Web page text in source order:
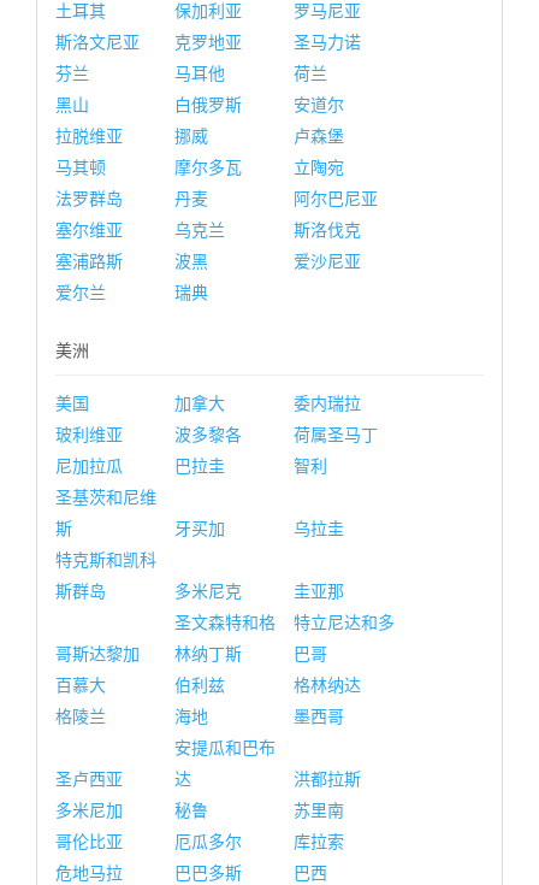
土耳其
保加利亚
罗马尼亚
斯洛文尼亚
克罗地亚
圣马力诺
芬兰
马耳他
荷兰
黑山
白俄罗斯
安道尔
拉脱维亚
挪威
卢森堡
马其顿
摩尔多瓦
立陶宛
法罗群岛
丹麦
阿尔巴尼亚
塞尔维亚
乌克兰
斯洛伐克
塞浦路斯
波黑
爱沙尼亚
爱尔兰
瑞典
美洲
美国 加拿大
委内瑞拉
玻利维亚
波多黎各
荷属圣马丁
尼加拉瓜
巴拉圭
智利
圣基茨和尼维
斯
牙买加
乌拉圭
特克斯和凯科
斯群岛
多米尼克 圭亚那
哥斯达黎加
圣文森特和格
林纳丁斯
特立尼达和多
巴哥
百慕大
伯利兹
格林纳达
格陵兰
海地 墨西哥
圣卢西亚
安提瓜和巴布
达
洪都拉斯
多米尼加
秘鲁
苏里南
哥伦比亚
厄瓜多尔
库拉索
危地马拉
巴巴多斯
巴西